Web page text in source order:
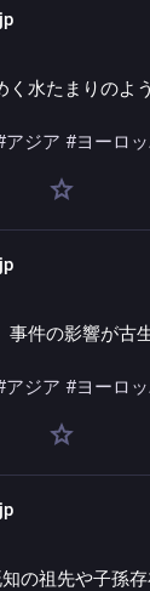
く水たまりのよ
アジア #ヨーロ
件の影響が古
アジア #ヨーロ
の祖先や子孫